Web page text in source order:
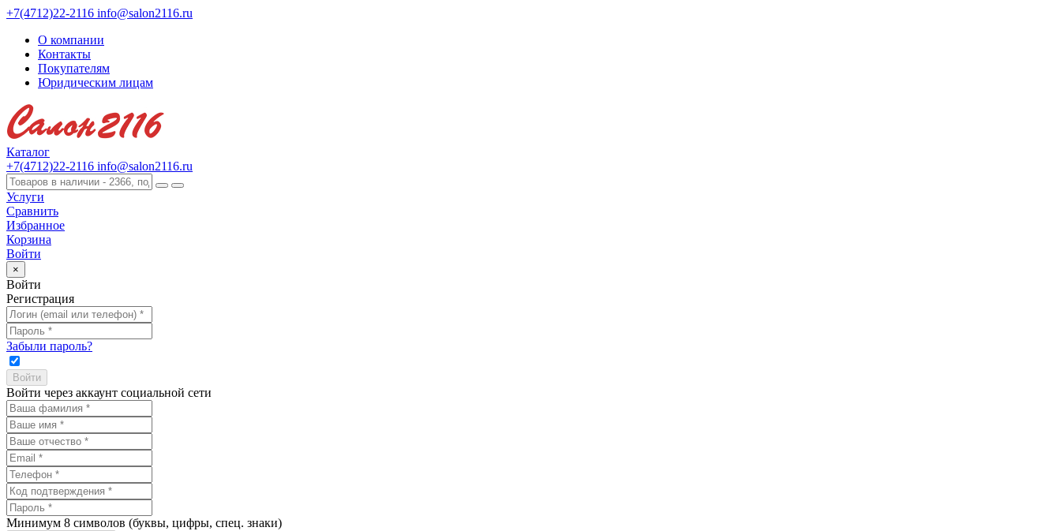
+7(4712)22-2116 info@salon2116.ru
О компании
Контакты
Покупателям
Юридическим лицам
Каталог
+7(4712)22-2116 info@salon2116.ru
Услуги
Сравнить
Избранное
Корзина
Войти
×
Войти
Регистрация
Забыли пароль?
Войти через аккаунт социальной сети
Минимум 8 символов (буквы, цифры, спец. знаки)